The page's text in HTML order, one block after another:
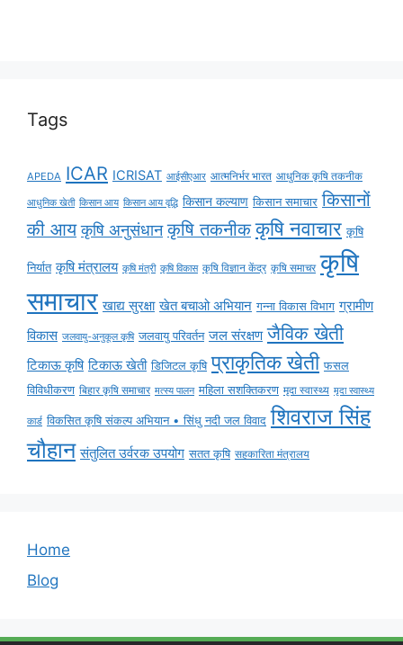
Tags
APEDA ICAR ICRISAT आईसीएआर आत्मनिर्भर भारत आधुनिक कृषि तकनीक
आधुनिक खेती किसान आय किसान आय वृद्धि किसान कल्याण किसान समाचार किसानों
की आय कृषि अनुसंधान कृषि तकनीक कृषि नवाचार कृषि
निर्यात कृषि मंत्रालय कृषि मंत्री कृषि विकास कृषि विज्ञान केंद्र कृषि समाचर कृषि
समाचार खाद्य सुरक्षा खेत बचाओ अभियान गन्ना विकास विभाग ग्रामीण
विकास जलवायु-अनुकूल कृषि जलवायु परिवर्तन जल संरक्षण जैविक खेती
टिकाऊ कृषि टिकाऊ खेती डिजिटल कृषि प्राकृतिक खेती फसल
विविधीकरण बिहार कृषि समाचार मत्स्य पालन महिला सशक्तिकरण मृदा स्वास्थ्य मृदा स्वास्थ्य
कार्ड विकसित कृषि संकल्प अभियान • सिंधु नदी जल विवाद शिवराज सिंह
चौहान संतुलित उर्वरक उपयोग सतत कृषि सहकारिता मंत्रालय
Home
Blog